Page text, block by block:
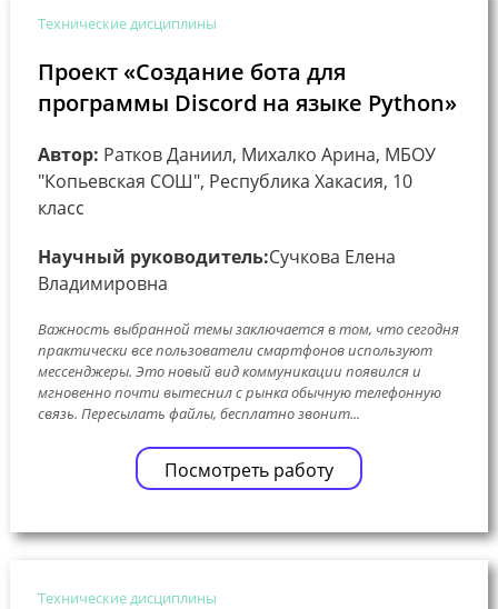
Технические дисциплины
Проект «Создание бота для
программы Discord на языке Python»
Автор: Ратков Даниил, Михалко Арина, МБОУ
"Копьевская СОШ", Республика Хакасия, 10
класс
Научный руководитель:Сучкова Елена
Владимировна
Важность выбранной темы заключается в том, что сегодня
практически все пользователи смартфонов используют
мессенджеры. Это новый вид коммуникации появился и
мгновенно почти вытеснил с рынка обычную телефонную
связь. Пересылать файлы, бесплатно звонит...
Посмотреть работу
Технические дисциплины